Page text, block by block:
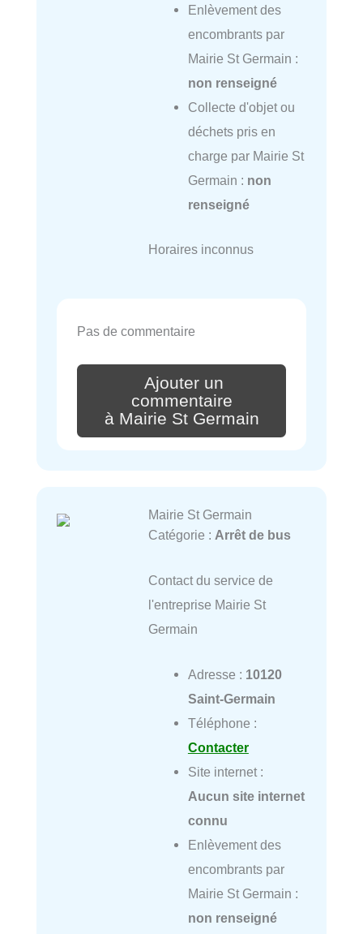
Enlèvement des
encombrants par
Mairie St Germain :
non renseigné
Collecte d'objet ou
déchets pris en
charge par Mairie St
Germain : non
renseigné
Horaires inconnus
Pas de commentaire
Ajouter un
commentaire
à Mairie St Germain
Mairie St Germain
Catégorie : Arrêt de bus
Contact du service de
l'entreprise Mairie St
Germain
Adresse : 10120
Saint-Germain
Téléphone :
Contacter
Site internet :
Aucun site internet
connu
Enlèvement des
encombrants par
Mairie St Germain :
non renseigné